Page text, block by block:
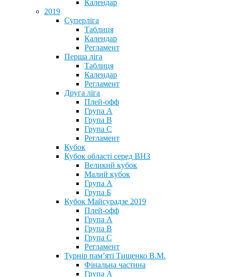
Календар
2019
Суперліга
Таблиця
Календар
Регламент
Перша ліга
Таблиця
Календар
Регламент
Друга ліга
Плей-офф
Група А
Група В
Група С
Регламент
Кубок
Кубок області серед ВНЗ
Великий кубок
Малий кубок
Група А
Група Б
Кубок Майсурадзе 2019
Плей-офф
Група А
Група В
Група С
Регламент
Турнір пам’яті Тищенко В.М.
Фінальна частина
Група А